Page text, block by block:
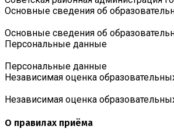
Основные сведения об
Основные сведения об
Персональные данные
Персональные данные
Независимая оценка
Независимая оценка
О правилах приёма